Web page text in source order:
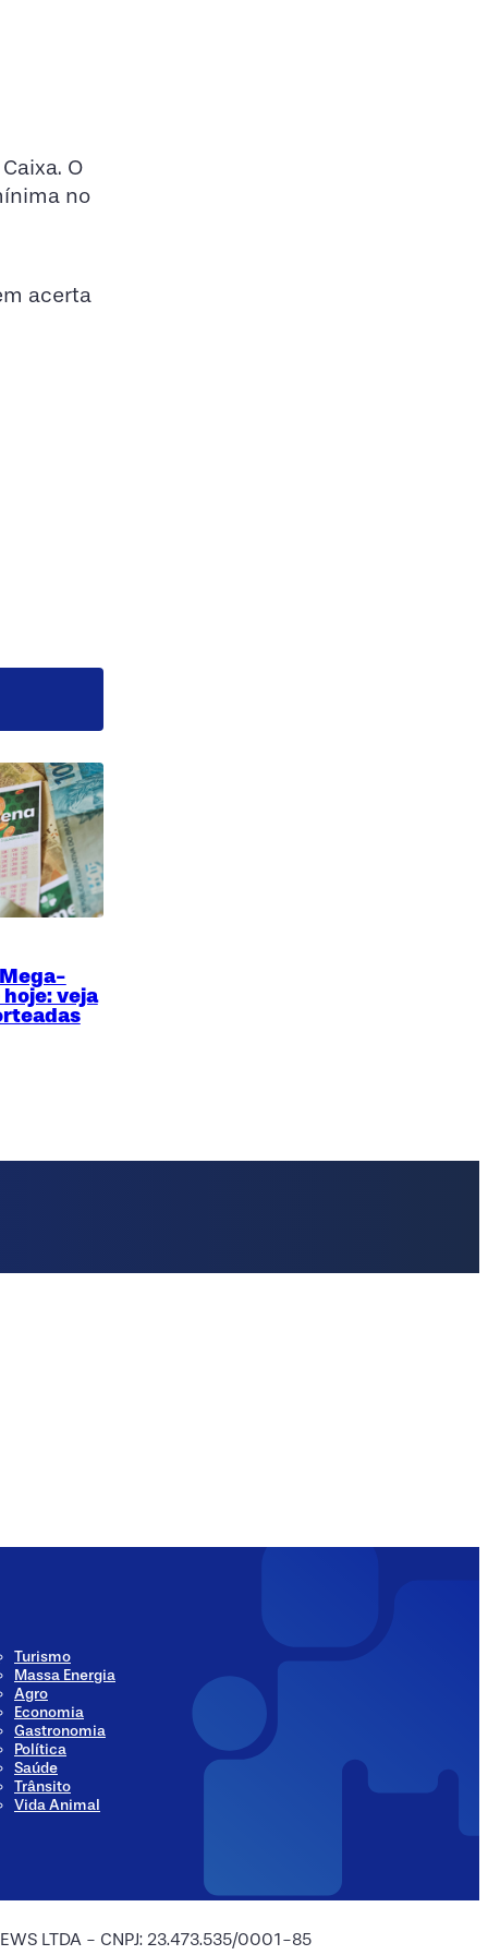
O
no
acerta
veja
Media
Turismo
Massa Energia
Agro
Economia
Gastronomia
Política
Saúde
Trânsito
Vida Animal
LTDA - CNPJ: 23.473.535/0001-85